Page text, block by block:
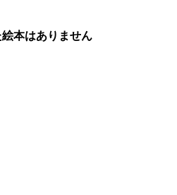
本はありません